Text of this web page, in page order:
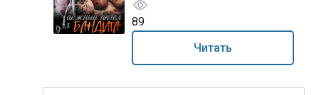
89
Читать